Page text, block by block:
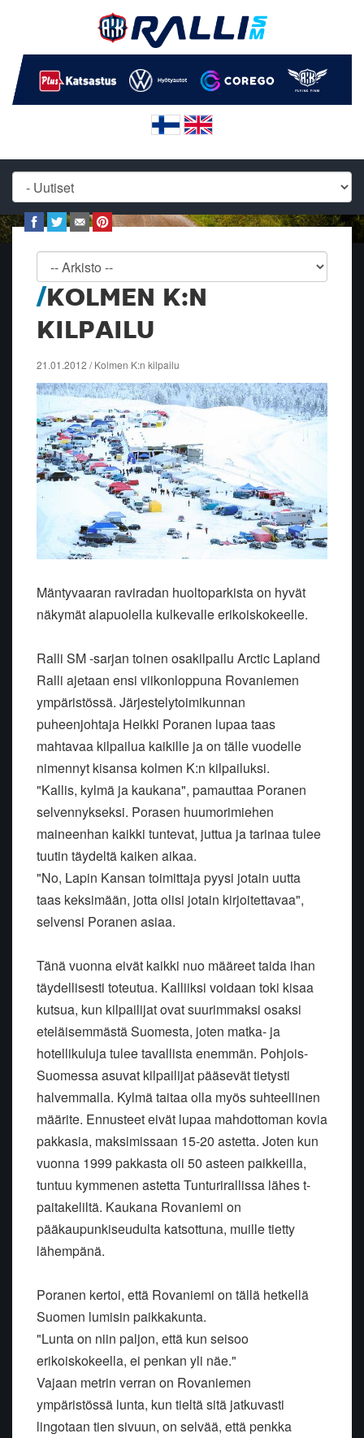
KOLMEN K:N
KILPAILU
21.01.2012 / Kolmen K:n kilpailu
Mäntyvaaran raviradan huoltoparkista on hyvät
näkymät alapuolella kulkevalle erikoiskokeelle.
Ralli SM -sarjan toinen osakilpailu Arctic Lapland
Ralli ajetaan ensi viikonloppuna Rovaniemen
ympäristössä. Järjestelytoimikunnan
puheenjohtaja Heikki Poranen lupaa taas
mahtavaa kilpailua kaikille ja on tälle vuodelle
nimennyt kisansa kolmen K:n kilpailuksi.
"Kallis, kylmä ja kaukana", pamauttaa Poranen
selvennykseksi. Porasen huumorimiehen
maineenhan kaikki tuntevat, juttua ja tarinaa tulee
tuutin täydeltä kaiken aikaa.
"No, Lapin Kansan toimittaja pyysi jotain uutta
taas keksimään, jotta olisi jotain kirjoitettavaa",
selvensi Poranen asiaa.
Tänä vuonna eivät kaikki nuo määreet taida ihan
täydellisesti toteutua. Kalliiksi voidaan toki kisaa
kutsua, kun kilpailijat ovat suurimmaksi osaksi
eteläisemmästä Suomesta, joten matka- ja
hotellikuluja tulee tavallista enemmän. Pohjois-
Suomessa asuvat kilpailijat pääsevät tietysti
halvemmalla. Kylmä taitaa olla myös suhteellinen
määrite. Ennusteet eivät lupaa mahdottoman kovia
pakkasia, maksimissaan 15-20 astetta. Joten kun
vuonna 1999 pakkasta oli 50 asteen paikkeilla,
tuntuu kymmenen astetta Tunturirallissa lähes t-
paitakeliltä. Kaukana Rovaniemi on
pääkaupunkiseudulta katsottuna, muille tietty
lähempänä.
Poranen kertoi, että Rovaniemi on tällä hetkellä
Suomen lumisin paikkakunta.
"Lunta on niin paljon, että kun seisoo
erikoiskokeella, ei penkan yli näe."
Vajaan metrin verran on Rovaniemen
ympäristössä lunta, kun tieltä sitä jatkuvasti
lingotaan tien sivuun, on selvää, että penkka